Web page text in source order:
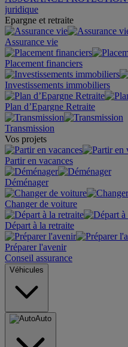
juridique
Epargne et retraite
Assurance vie
Placement financiers
Investissements immobiliers
Plan d’Epargne Retraite
Transmission
Vos projets
Partir en vacances
Déménager
Changer de voiture
Départ à la retraite
Préparer l'avenir
Conseil assurance
Véhicules
Auto